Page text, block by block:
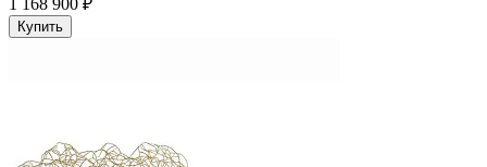
1 168 900 ₽
Купить